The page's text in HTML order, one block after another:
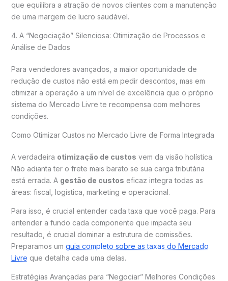
que equilibra a atração de novos clientes com a manutenção
de uma margem de lucro saudável.
4. A “Negociação” Silenciosa: Otimização de Processos e
Análise de Dados
Para vendedores avançados, a maior oportunidade de
redução de custos não está em pedir descontos, mas em
otimizar a operação a um nível de excelência que o próprio
sistema do Mercado Livre te recompensa com melhores
condições.
Como Otimizar Custos no Mercado Livre de Forma Integrada
A verdadeira otimização de custos vem da visão holística.
Não adianta ter o frete mais barato se sua carga tributária
está errada. A gestão de custos eficaz integra todas as
áreas: fiscal, logística, marketing e operacional.
Para isso, é crucial entender cada taxa que você paga. Para
entender a fundo cada componente que impacta seu
resultado, é crucial dominar a estrutura de comissões.
Preparamos um guia completo sobre as taxas do Mercado
Livre que detalha cada uma delas.
Estratégias Avançadas para “Negociar” Melhores Condições